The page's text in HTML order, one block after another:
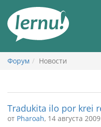
содержанию
Форум Новости
Tradukita ilo por krei
от Pharoah, 14 августа